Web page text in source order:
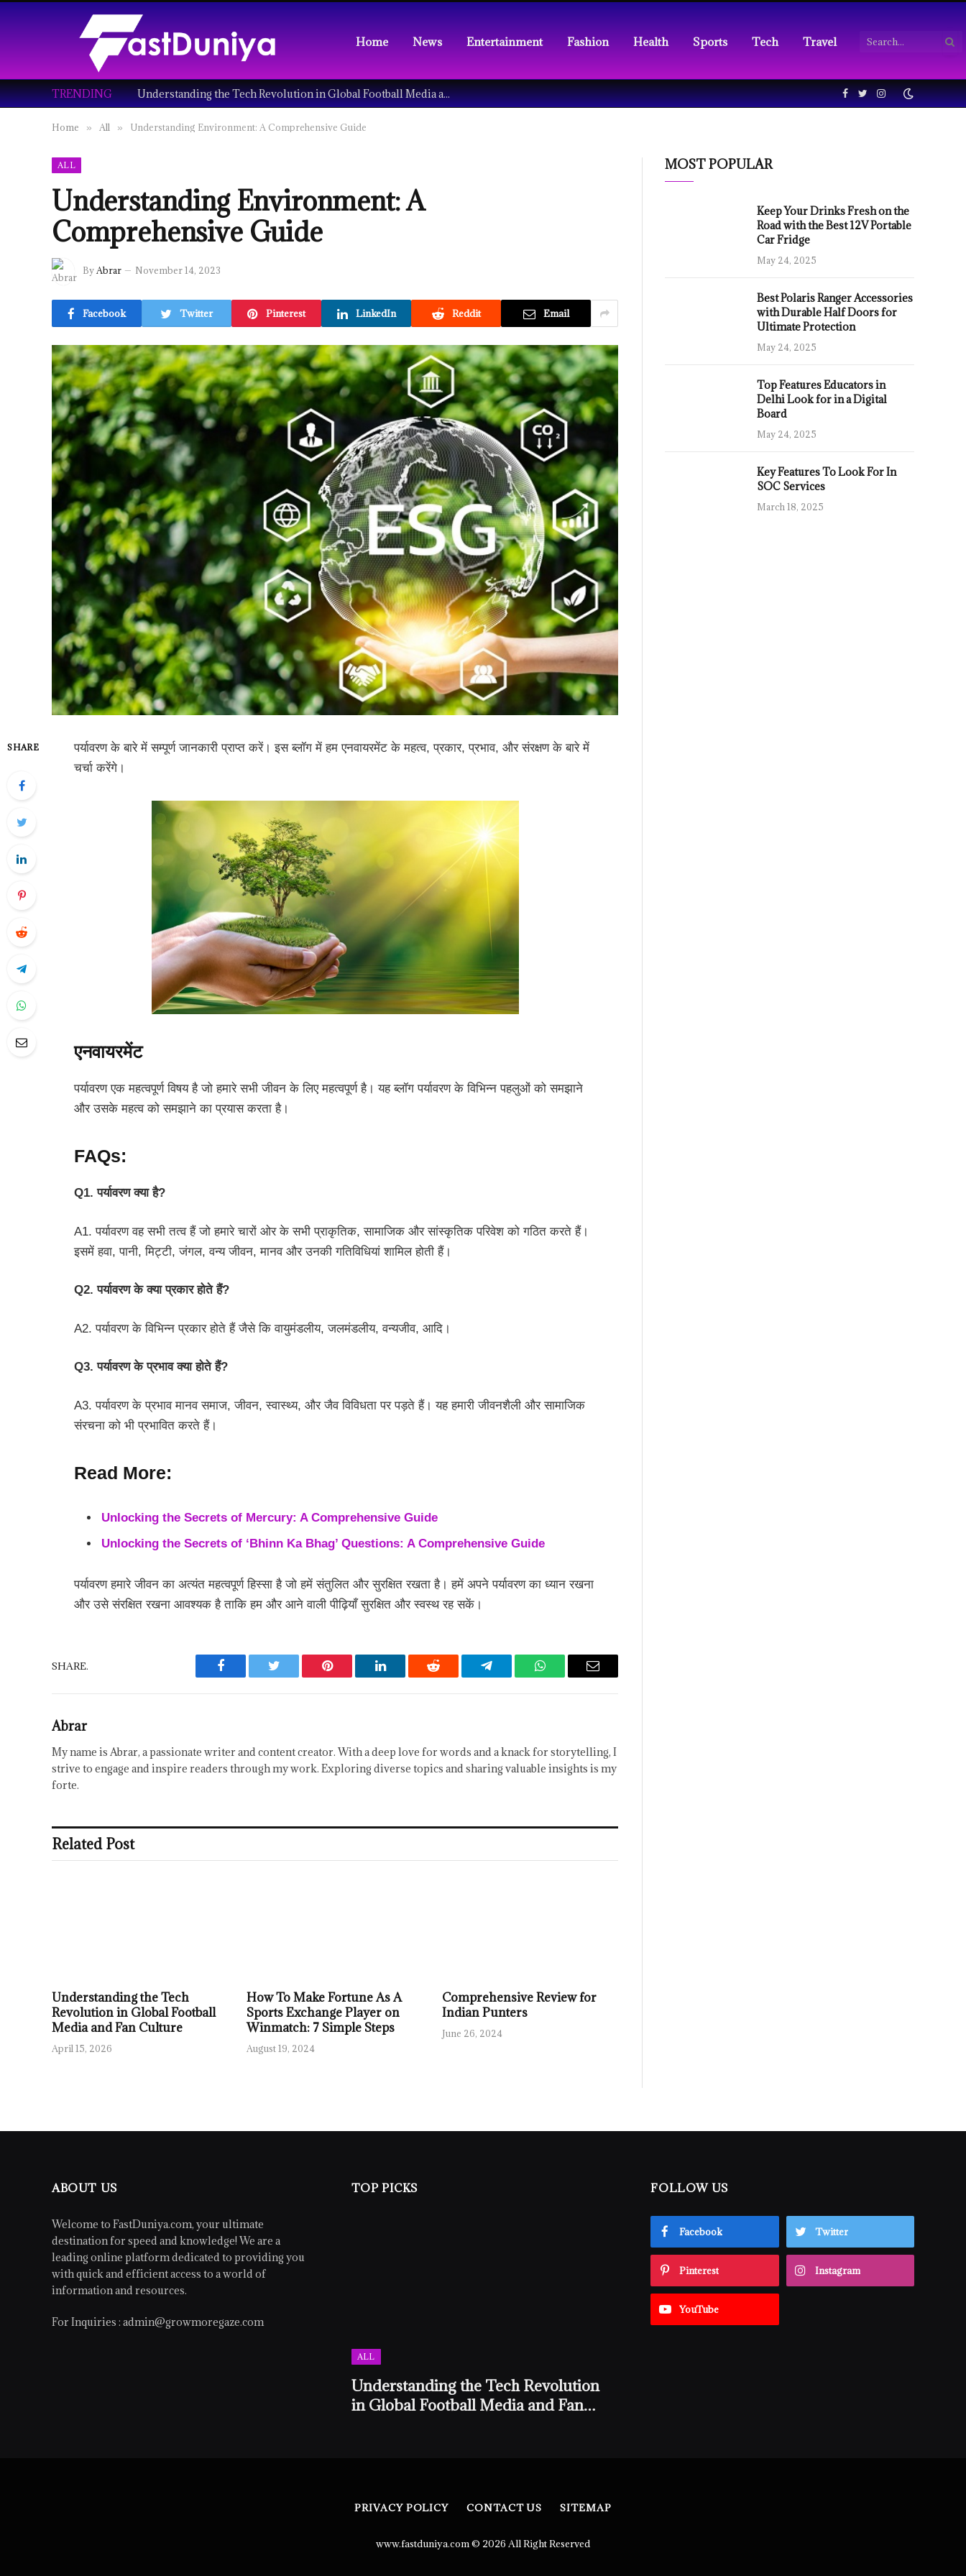
Home News Entertainment Fashion Health Sports Tech Travel
TRENDING Understanding the Tech Revolution in Global Football Media and Fan Culture Facebook
TwitterInstagram
Home » All » Understanding Environment: A Comprehensive Guide
ALL
Understanding Environment: A
Comprehensive Guide
ByAbrar November 14, 2023
Facebook Twitter Pinterest LinkedIn Reddit Email
SHARE
पर्यावरण के बारे में सम्पूर्ण जानकारी प्राप्त करें। इस ब्लॉग में हम एनवायरमेंट के महत्व, प्रकार, प्रभाव, और संरक्षण के बारे में
चर्चा करेंगे।
एनवायरमेंट
पर्यावरण एक महत्वपूर्ण विषय है जो हमारे सभी जीवन के लिए महत्वपूर्ण है। यह ब्लॉग पर्यावरण के विभिन्न पहलुओं को समझाने
और उसके महत्व को समझाने का प्रयास करता है।
FAQs:
Q1. पर्यावरण क्या है?
A1. पर्यावरण वह सभी तत्व हैं जो हमारे चारों ओर के सभी प्राकृतिक, सामाजिक और सांस्कृतिक परिवेश को गठित करते हैं।
इसमें हवा, पानी, मिट्टी, जंगल, वन्य जीवन, मानव और उनकी गतिविधियां शामिल होती हैं।
Q2. पर्यावरण के क्या प्रकार होते हैं?
A2. पर्यावरण के विभिन्न प्रकार होते हैं जैसे कि वायुमंडलीय, जलमंडलीय, वन्यजीव, आदि।
Q3. पर्यावरण के प्रभाव क्या होते हैं?
A3. पर्यावरण के प्रभाव मानव समाज, जीवन, स्वास्थ्य, और जैव विविधता पर पड़ते हैं। यह हमारी जीवनशैली और सामाजिक
संरचना को भी प्रभावित करते हैं।
Read More:
Unlocking the Secrets of Mercury: A Comprehensive Guide
Unlocking the Secrets of ‘Bhinn Ka Bhag’ Questions: A Comprehensive Guide
पर्यावरण हमारे जीवन का अत्यंत महत्वपूर्ण हिस्सा है जो हमें संतुलित और सुरक्षित रखता है। हमें अपने पर्यावरण का ध्यान रखना
और उसे संरक्षित रखना आवश्यक है ताकि हम और आने वाली पीढ़ियाँ सुरक्षित और स्वस्थ रह सकें।
SHARE.
Facebook Twitter Pinterest LinkedIn Reddit Telegram WhatsAppEmail
Abrar
My name is Abrar, a passionate writer and content creator. With a deep love for words and a knack for storytelling, I
strive to engage and inspire readers through my work. Exploring diverse topics and sharing valuable insights is my
forte.
Related Post
Understanding the Tech
Revolution in Global Football
Media and Fan Culture
April 15, 2026
How To Make Fortune As A
Sports Exchange Player on
Winmatch: 7 Simple Steps
August 19, 2024
Comprehensive Review for
Indian Punters
June 26, 2024
MOST POPULAR
Keep Your Drinks Fresh on the
Road with the Best 12V Portable
Car Fridge
May 24, 2025
Best Polaris Ranger Accessories
with Durable Half Doors for
Ultimate Protection
May 24, 2025
Top Features Educators in
Delhi Look for in a Digital
Board
May 24, 2025
Key Features To Look For In
SOC Services
March 18, 2025
ABOUT US
Welcome to FastDuniya.com, your ultimate
destination for speed and knowledge! We are a
leading online platform dedicated to providing you
with quick and efficient access to a world of
information and resources.
For Inquiries : admin@growmoregaze.com
TOP PICKS
ALL
Understanding the Tech Revolution
in Global Football Media and Fan
FOLLOW US
Facebook Twitter
Pinterest Instagram
YouTube
PRIVACY POLICY CONTACT US SITEMAP
www.fastduniya.com © 2026 All Right Reserved